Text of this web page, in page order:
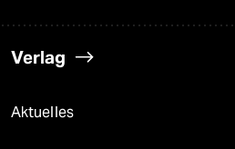
Verlag
Aktuelles